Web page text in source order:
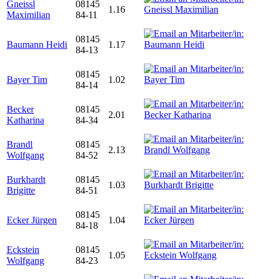
Gneissl
Maximilian
08145
84-11
1.16
Baumann Heidi
08145
84-13
1.17
Bayer Tim
08145
84-14
1.02
Becker
Katharina
08145
84-34
2.01
Brandl
Wolfgang
08145
84-52
2.13
Burkhardt
Brigitte
08145
84-51
1.03
Ecker Jürgen
08145
84-18
1.04
Eckstein
Wolfgang
08145
84-23
1.05